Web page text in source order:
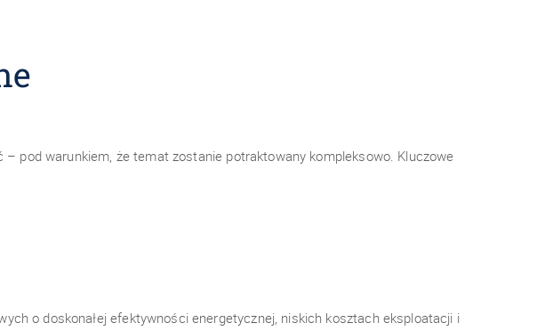
pod warunkiem, że temat zostanie potraktowany kompleksowo. Kluczowe
o doskonałej efektywności energetycznej, niskich kosztach eksploatacji i